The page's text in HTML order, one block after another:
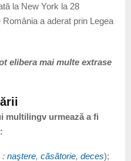
la New York la 28
a aderat prin Legea
elibera mai multe extrase
multilingv urmează a fi
: naştere, căsătorie, deces);